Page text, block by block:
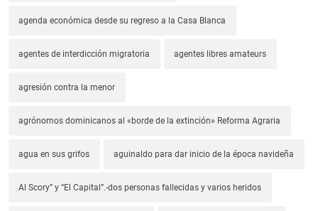
agenda económica desde su regreso a la Casa Blanca
agentes de interdicción migratoria agentes libres amateurs
agresión contra la menor
agrónomos dominicanos al «borde de la extinción» Reforma Agraria
agua en sus grifos aguinaldo para dar inicio de la época navideña
Al Scory” y “El Capital”.-dos personas fallecidas y varios heridos